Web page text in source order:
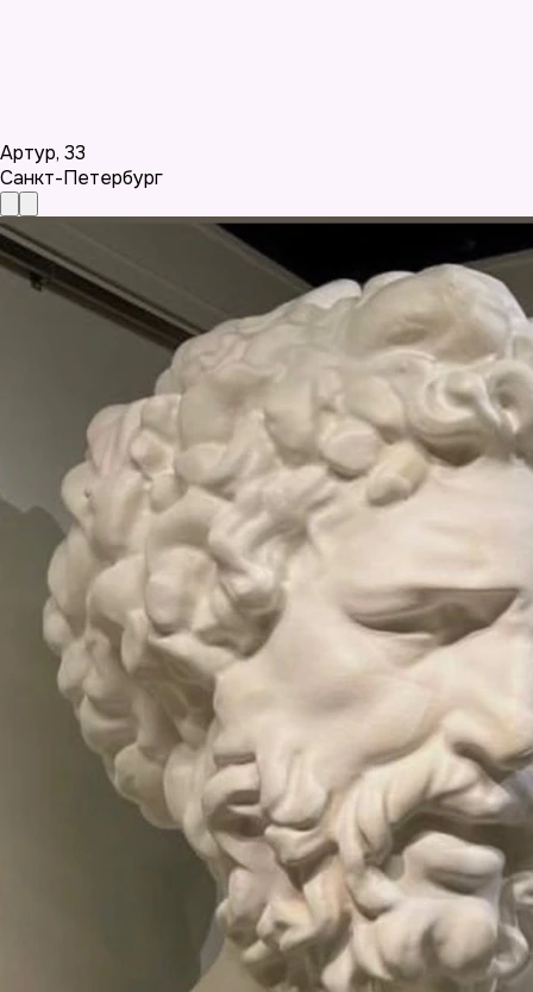
Артур, 33
Санкт-Петербург